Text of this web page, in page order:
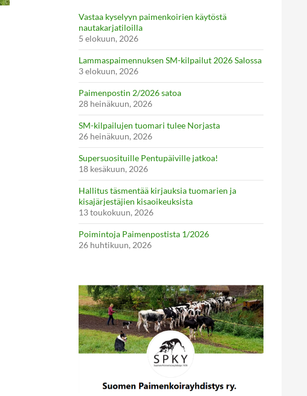
Vastaa kyselyyn paimenkoirien käytöstä
nautakarjatiloilla
5 elokuun, 2026
Lammaspaimennuksen SM-kilpailut 2026 Salossa
3 elokuun, 2026
Paimenpostin 2/2026 satoa
28 heinäkuun, 2026
SM-kilpailujen tuomari tulee Norjasta
26 heinäkuun, 2026
Supersuosituille Pentupäiville jatkoa!
18 kesäkuun, 2026
Hallitus täsmentää kirjauksia tuomarien ja
kisajärjestäjien kisaoikeuksista
13 toukokuun, 2026
Poimintoja Paimenpostista 1/2026
26 huhtikuun, 2026